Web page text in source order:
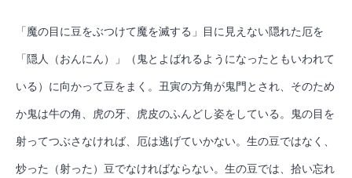
「魔の目に豆をぶつけて魔を滅する」目に見えない隠れた厄を
「隠人（おんにん）」（鬼とよばれるようになったともいわれて
いる）に向かって豆をまく。丑寅の方角が鬼門とされ、そのため
か鬼は牛の角、虎の牙、虎皮のふんどし姿をしている。鬼の目を
射ってつぶさなければ、厄は逃げていかない。生の豆ではなく、
炒った（射った）豆でなければならない。生の豆では、拾い忘れ